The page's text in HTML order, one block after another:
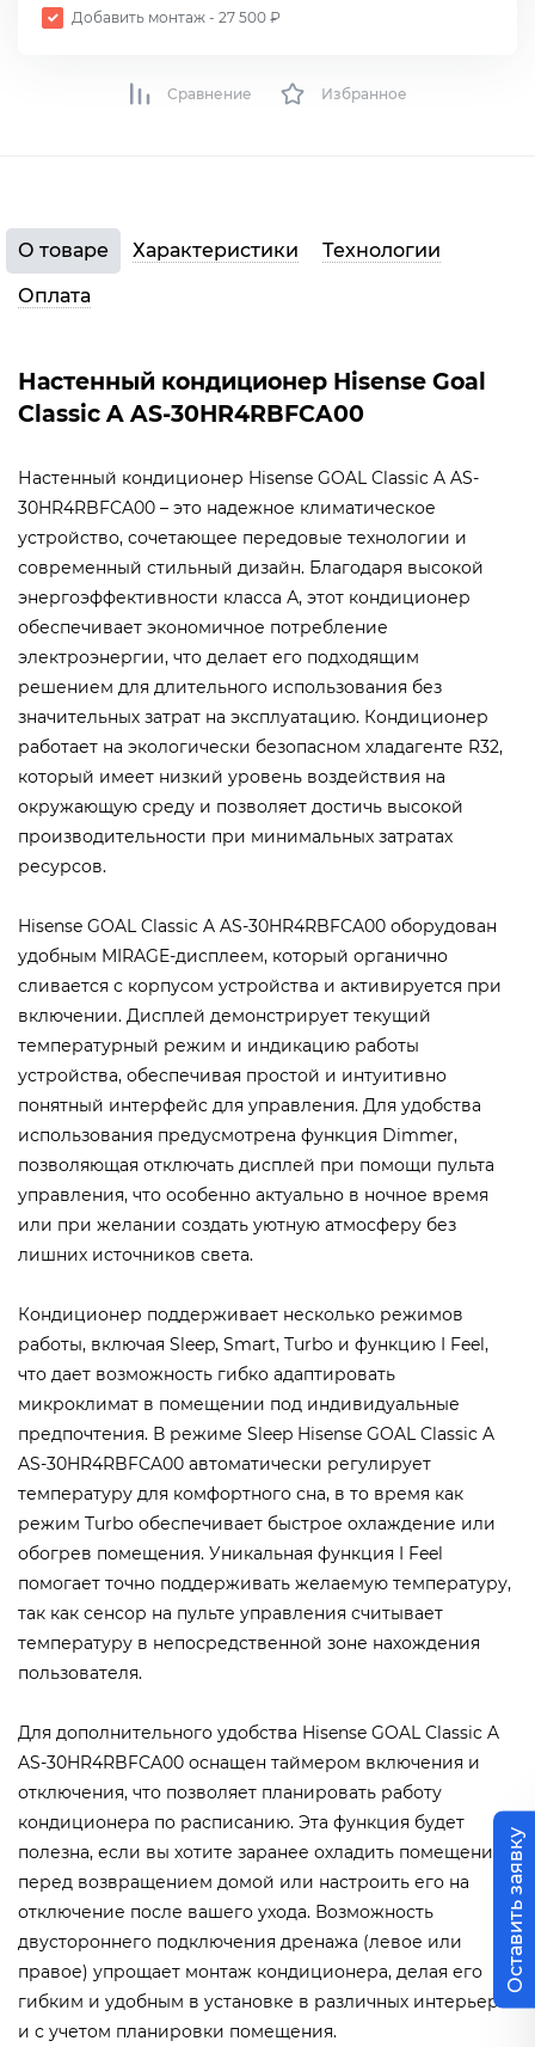
Добавить монтаж - 27 500 ₽
Сравнение Избранное
О товаре Характеристики
Технологии
Оплата
Настенный кондиционер Hisense Goal
Classic A AS-30HR4RBFCA00
Настенный кондиционер Hisense GOAL Classic A AS-
30HR4RBFCA00 – это надежное климатическое
устройство, сочетающее передовые технологии и
современный стильный дизайн. Благодаря высокой
энергоэффективности класса А, этот кондиционер
обеспечивает экономичное потребление
электроэнергии, что делает его подходящим
решением для длительного использования без
значительных затрат на эксплуатацию. Кондиционер
работает на экологически безопасном хладагенте R32,
который имеет низкий уровень воздействия на
окружающую среду и позволяет достичь высокой
производительности при минимальных затратах
ресурсов.
Hisense GOAL Classic A AS-30HR4RBFCA00 оборудован
удобным MIRAGE-дисплеем, который органично
сливается с корпусом устройства и активируется при
включении. Дисплей демонстрирует текущий
температурный режим и индикацию работы
устройства, обеспечивая простой и интуитивно
понятный интерфейс для управления. Для удобства
использования предусмотрена функция Dimmer,
позволяющая отключать дисплей при помощи пульта
управления, что особенно актуально в ночное время
или при желании создать уютную атмосферу без
лишних источников света.
Кондиционер поддерживает несколько режимов
работы, включая Sleep, Smart, Turbo и функцию I Feel,
что дает возможность гибко адаптировать
микроклимат в помещении под индивидуальные
предпочтения. В режиме Sleep Hisense GOAL Classic A
AS-30HR4RBFCA00 автоматически регулирует
температуру для комфортного сна, в то время как
режим Turbo обеспечивает быстрое охлаждение или
обогрев помещения. Уникальная функция I Feel
помогает точно поддерживать желаемую температуру,
так как сенсор на пульте управления считывает
температуру в непосредственной зоне нахождения
пользователя.
Для дополнительного удобства Hisense GOAL Classic A
AS-30HR4RBFCA00 оснащен таймером включения и
отключения, что позволяет планировать работу
кондиционера по расписанию. Эта функция будет
полезна, если вы хотите заранее охладить помещение
перед возвращением домой или настроить его на
отключение после вашего ухода. Возможность
двустороннего подключения дренажа (левое или
правое) упрощает монтаж кондиционера, делая его
гибким и удобным в установке в различных интерьерах
и с учетом планировки помещения.
Оставить заявку